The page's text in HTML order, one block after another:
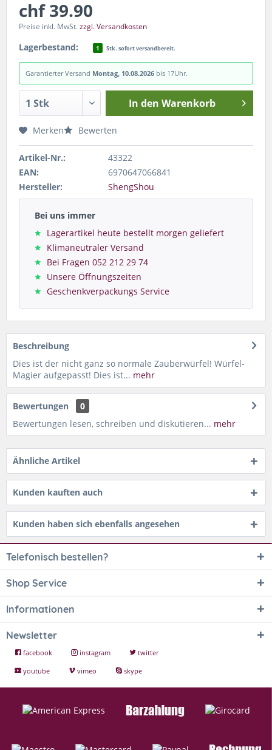
chf 39.90
Preise inkl. MwSt.zzgl. Versandkosten
Lagerbestand: 1 Stk. sofort versandbereit.
Garantierter Versand Montag, 10.08.2026 bis 17Uhr.
In den Warenkorb
Merken Bewerten
Artikel-Nr.:
43322
EAN:
6970647066841
Hersteller:
ShengShou
Bei uns immer
Lagerartikel heute bestellt morgen geliefert
Klimaneutraler Versand
Bei Fragen 052 212 29 74
Unsere Öffnungszeiten
Geschenkverpackungs Service
Beschreibung
Dies ist der nicht ganz so normale Zauberwürfel! Würfel-
Magier aufgepasst! Dies ist... mehr
Bewertungen
0
Bewertungen lesen, schreiben und diskutieren... mehr
Ähnliche Artikel
Kunden kauften auch
Kunden haben sich ebenfalls angesehen
Telefonisch bestellen?
Shop Service
Informationen
Newsletter
facebook instagram
twitter
youtube
vimeo skype